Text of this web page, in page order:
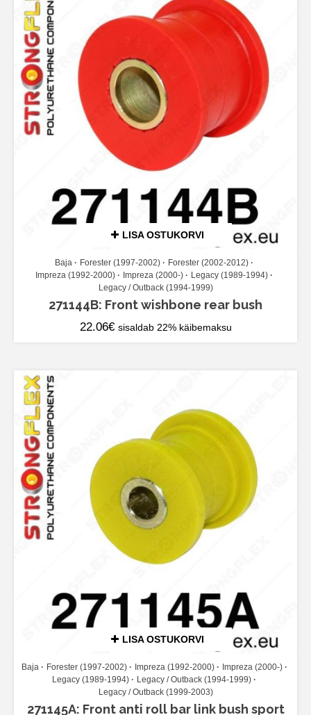
LISA OSTUKORVI
Baja Forester (1997-2002)
Forester (2002-2012)
Impreza (1992-2000)
Impreza (2000-)
Legacy (1989-1994)
Legacy / Outback (1994-1999)
271144B: Front wishbone rear bush
22.06€ sisaldab 22% käibemaksu
LISA OSTUKORVI
Baja Forester (1997-2002) Impreza (1992-2000)
Impreza (2000-)
Legacy (1989-1994)
Legacy / Outback (1994-1999)
Legacy / Outback (1999-2003)
271145A: Front anti roll bar link bush sport